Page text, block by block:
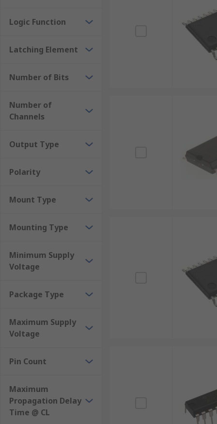
Logic Function
Latching Element
Number of Bits
Number of
Channels
Output Type
Polarity
Mount Type
Mounting Type
Minimum Supply
Voltage
Package Type
Maximum Supply
Voltage
Pin Count
Maximum
Propagation Delay
Time @ CL